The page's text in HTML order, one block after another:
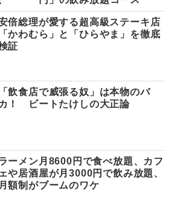
倍総理が愛する超高級ステーキ店
「かわむら」と「ひらやま」を徹底
証
「飲食店で威張る奴」は本物のバ
カ！ ビートたけしの大正論
ーメン月8600円で食べ放題、カフ
ェや居酒屋が月3000円で飲み放題、
月額制がブームのワケ